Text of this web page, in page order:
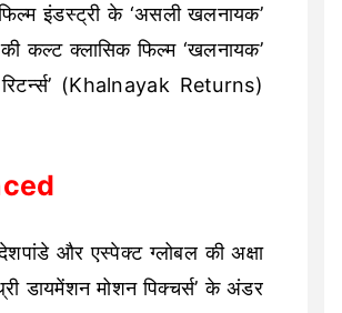
इंडस्ट्री के ‘असली खलनायक’
कल्ट क्लासिक फिल्म ‘खलनायक’
(Khalnayak Returns)
और एस्पेक्ट ग्लोबल की अक्षा
डायमेंशन मोशन पिक्चर्स’ के अंडर